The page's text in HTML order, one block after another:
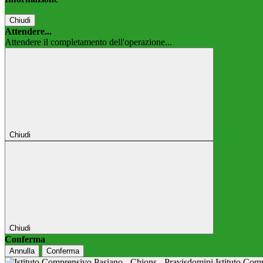
Chiudi
Attendere...
Attendere il completamento dell'operazione...
Chiudi
Chiudi
Conferma
Annulla Conferma